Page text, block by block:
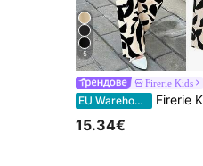
5
Firerie Kids
EU Warehouse Firerie Kids Модерен, ежедневен плетен гащеризон
15.34€